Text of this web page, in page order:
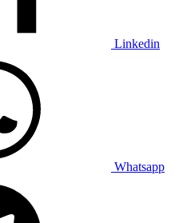
Linkedin
Whatsapp